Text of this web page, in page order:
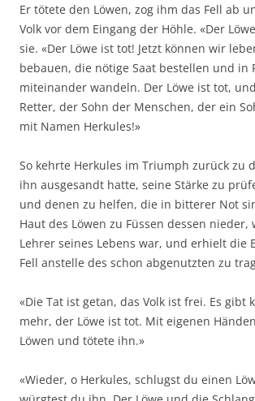
Er tötete den Löwen, zog ihm das Fell ab
Volk vor dem Eingang der Höhle. «Der
sie. «Der Löwe ist tot! Jetzt können wir
bebauen, die nötige Saat bestellen und in
miteinander wandeln. Der Löwe ist tot,
Retter, der Sohn der Menschen, der ein
mit Namen Herkules!»
So kehrte Herkules im Triumph zurück zu
ihn ausgesandt hatte, seine Stärke zu
und denen zu helfen, die in bitterer Not
Haut des Löwen zu Füssen dessen nieder,
Lehrer seines Lebens war, und erhielt die
Fell anstelle des schon abgenutzten zu
«Die Tat ist getan, das Volk ist frei. Es gibt
mehr, der Löwe ist tot. Mit eigenen
Löwen und tötete ihn.»
«Wieder, o Herkules, schlugst du einen